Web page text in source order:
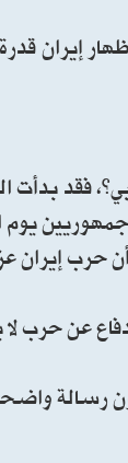
إيران
بدأت
يوم
حرب إيران
عن حرب لا
رسالة